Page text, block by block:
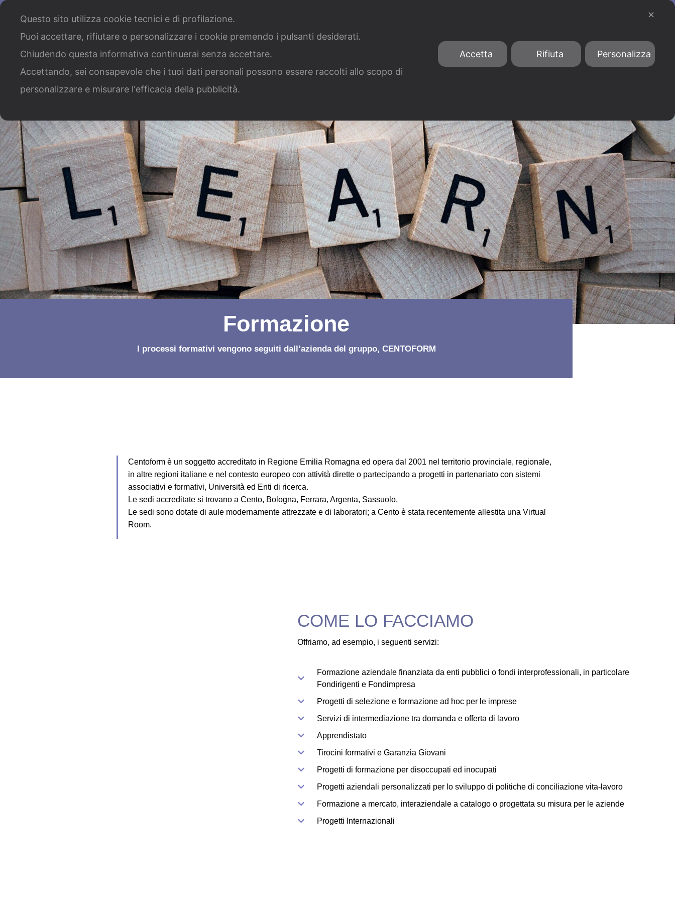
Chi siamo Cosa facciamo Il nostro staff Lavora con noi
Misure SIMEST Iperammortamento
Conto Termico 3.0
Formazione
I processi formativi vengono seguiti dall’azienda del gruppo, CENTOFORM
Centoform è un soggetto accreditato in Regione Emilia Romagna ed opera dal 2001 nel territorio provinciale, regionale,
in altre regioni italiane e nel contesto europeo con attività dirette o partecipando a progetti in partenariato con sistemi
associativi e formativi, Università ed Enti di ricerca.
Le sedi accreditate si trovano a Cento, Bologna, Ferrara, Argenta, Sassuolo.
Le sedi sono dotate di aule modernamente attrezzate e di laboratori; a Cento è stata recentemente allestita una Virtual
Room.
COME LO FACCIAMO
Offriamo, ad esempio, i seguenti servizi:
Formazione aziendale finanziata da enti pubblici o fondi interprofessionali, in particolare
Fondirigenti e Fondimpresa
Progetti di selezione e formazione ad hoc per le imprese
Servizi di intermediazione tra domanda e offerta di lavoro
Apprendistato
Tirocini formativi e Garanzia Giovani
Progetti di formazione per disoccupati ed inocupati
Progetti aziendali personalizzati per lo sviluppo di politiche di conciliazione vita-lavoro
Formazione a mercato, interaziendale a catalogo o progettata su misura per le aziende
Progetti Internazionali
✕
Questo sito utilizza cookie tecnici e di profilazione.
Puoi accettare, rifiutare o personalizzare i cookie premendo i pulsanti desiderati.
Chiudendo questa informativa continuerai senza accettare.
Accettando, sei consapevole che i tuoi dati personali possono essere raccolti allo scopo di
personalizzare e misurare l'efficacia della pubblicità.
Accetta Rifiuta Personalizza